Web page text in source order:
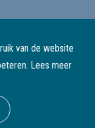
van de website
Lees meer